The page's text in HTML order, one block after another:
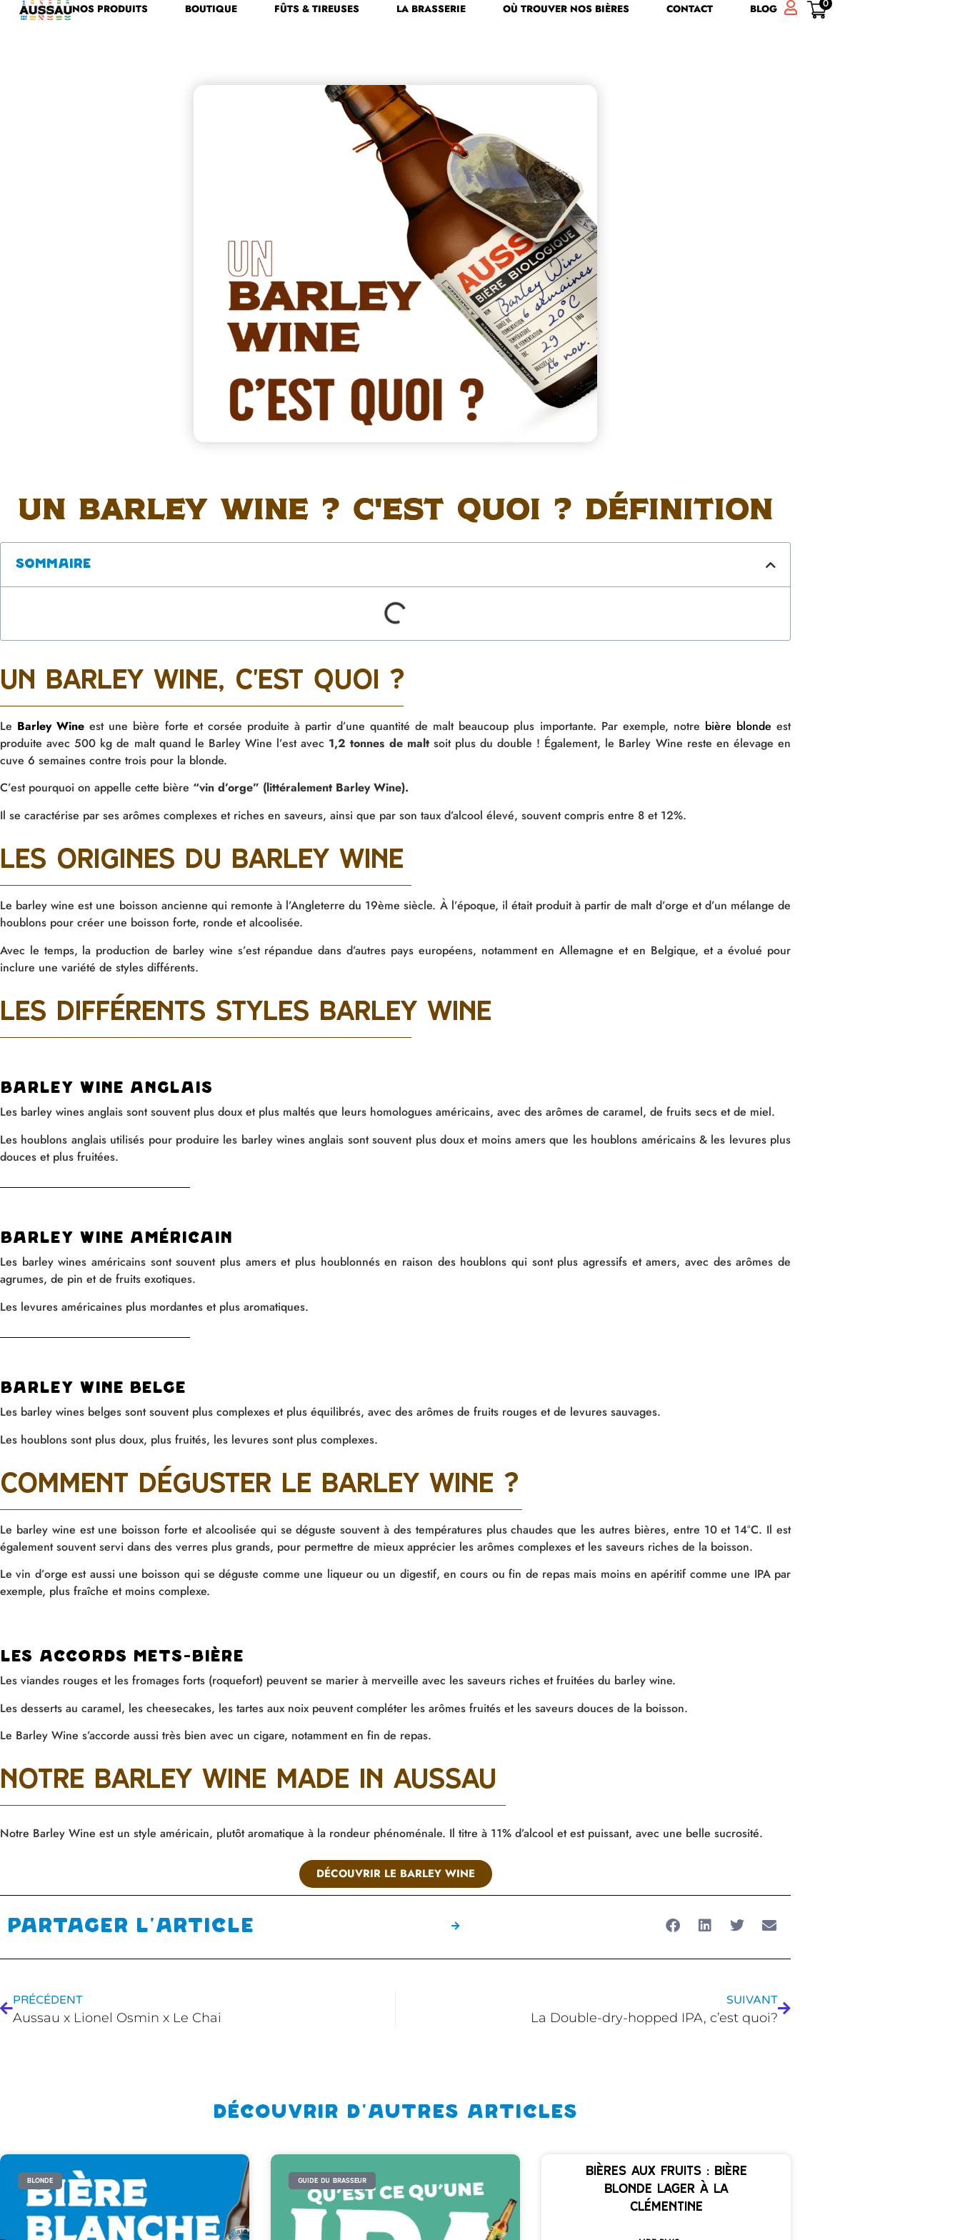
NOS PRODUITS BOUTIQUE FÛTS & TIREUSES LA BRASSERIE OÙ TROUVER NOS BIÈRES CONTACT BLOG 0
Un barley wine ? C'est quoi ? Définition
Sommaire
un barley wine, c'est quoi ?
Le Barley Wine est une bière forte et corsée produite à partir d’une quantité de malt beaucoup plus importante. Par exemple, notre bière blonde est
produite avec 500 kg de malt quand le Barley Wine l’est avec 1,2 tonnes de malt soit plus du double ! Également, le Barley Wine reste en élevage en
cuve 6 semaines contre trois pour la blonde.
C’est pourquoi on appelle cette bière “vin d’orge” (littéralement Barley Wine).
Il se caractérise par ses arômes complexes et riches en saveurs, ainsi que par son taux d’alcool élevé, souvent compris entre 8 et 12%.
Les origines du barley wine
Le barley wine est une boisson ancienne qui remonte à l’Angleterre du 19ème siècle. À l’époque, il était produit à partir de malt d’orge et d’un mélange de
houblons pour créer une boisson forte, ronde et alcoolisée.
Avec le temps, la production de barley wine s’est répandue dans d’autres pays européens, notamment en Allemagne et en Belgique, et a évolué pour
inclure une variété de styles différents.
Les différents styles barley wine
barley wine anglais
Les barley wines anglais sont souvent plus doux et plus maltés que leurs homologues américains, avec des arômes de caramel, de fruits secs et de miel.
Les houblons anglais utilisés pour produire les barley wines anglais sont souvent plus doux et moins amers que les houblons américains& les levures plus
douces et plus fruitées.
Barley wine américain
Les barley wines américains sont souvent plus amers et plus houblonnésen raison des houblons qui sont plus agressifs et amers, avec des arômes de
agrumes, de pin et de fruits exotiques.
Les levures américaines plus mordantes et plus aromatiques.
Barley wine belge
Les barley wines belges sont souvent plus complexes et plus équilibrés, avec des arômes de fruits rouges et de levures sauvages.
Les houblons sont plus doux, plus fruités, les levures sont plus complexes.
comment déguster le barley wine ?
Le barley wine est une boisson forte et alcoolisée qui se déguste souvent à des températures plus chaudes que les autres bières, entre 10 et 14°C. Il est
également souvent servi dans des verres plus grands, pour permettre de mieux apprécier les arômes complexes et les saveurs riches de la boisson.
Le vin d’orge est aussi une boisson qui se déguste comme une liqueur ou un digestif, en cours ou fin de repas mais moins en apéritif comme une IPA par
exemple, plus fraîche et moins complexe.
les accords mets-bière
Les viandes rouges et les fromages forts (roquefort) peuvent se marier à merveille avec les saveurs riches et fruitées du barley wine.
Les desserts au caramel, les cheesecakes, les tartes aux noix peuvent compléter les arômes fruités et les saveurs douces de la boisson.
Le Barley Wine s’accorde aussi très bien avec un cigare, notamment en fin de repas.
notre barley wine made in aussau
Notre Barley Wine est un style américain, plutôt aromatique à la rondeur phénoménale. Il titre à 11% d’alcool et est puissant, avec une belle sucrosité.
DÉCOUVRIR LE BARLEY WINE
Partager l'article
PRÉCÉDENT
Aussau x Lionel Osmin x Le Chai
SUIVANT
La Double-dry-hopped IPA, c’est quoi?
Découvrir d'autres articles
BLONDE GUIDE DU BRASSEUR
Bières aux fruits : bière
blonde Lager à la
clémentine